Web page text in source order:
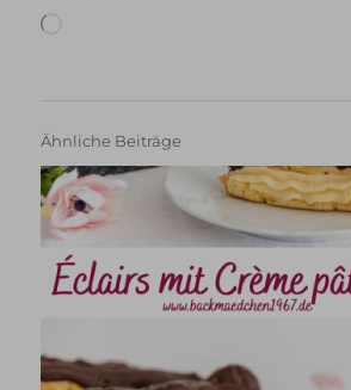
Ähnliche Beiträge